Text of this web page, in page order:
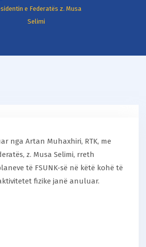
e Federatës z. Musa
Selimi
nga Artan Muhaxhiri, RTK, me
z. Musa Selimi, rreth
të FSUNK-së në këtë kohë të
fizike janë anuluar.